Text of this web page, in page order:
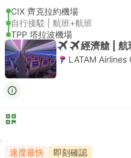
CIX 齊克拉約機場
自行接駁 | 航班+航班
TPP 塔拉波機場
經濟艙 |
LATAM Airlines
速度最快 即刻確認